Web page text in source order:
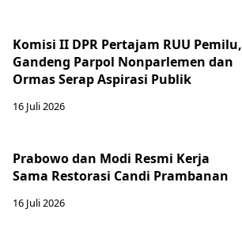
Komisi II DPR Pertajam RUU Pemilu,
Gandeng Parpol Nonparlemen dan
Ormas Serap Aspirasi Publik
16 Juli 2026
Prabowo dan Modi Resmi Kerja
Sama Restorasi Candi Prambanan
16 Juli 2026